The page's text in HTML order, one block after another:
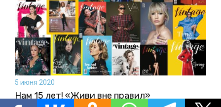
5 июня 2020
Нам 15 лет! «Живи вне правил»